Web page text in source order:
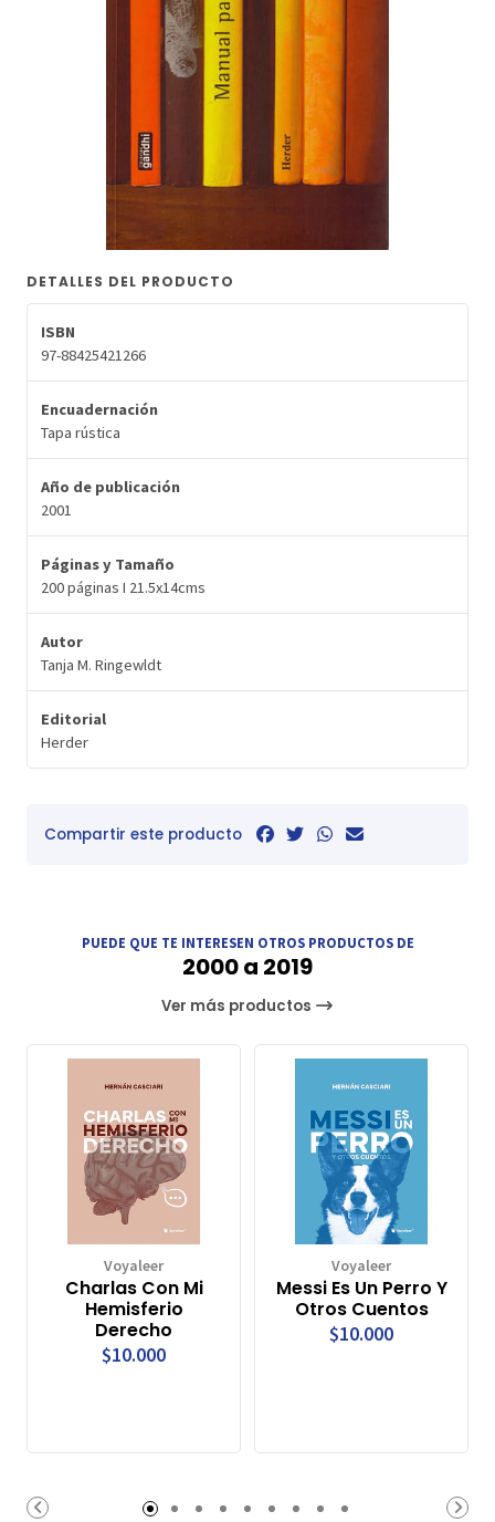
DETALLES DEL PRODUCTO
ISBN
97-88425421266
Encuadernación
Tapa rústica
Año de publicación
2001
Páginas y Tamaño
200 páginas I 21.5x14cms
Autor
Tanja M. Ringewldt
Editorial
Herder
Compartir este producto
PUEDE QUE TE INTERESEN OTROS PRODUCTOS DE
2000 a 2019
Ver más productos
Voyaleer
Charlas Con Mi
Hemisferio
Derecho
$10.000
Voyaleer
Messi Es Un Perro Y
Otros Cuentos
$10.000